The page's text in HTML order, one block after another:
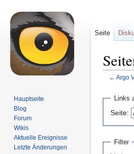
← Argo
springen
springen
Links
Seite:
Filter
Seite
Hauptseite
Blog
Forum
Wikis
Aktuelle Ereignisse
Letzte Änderungen